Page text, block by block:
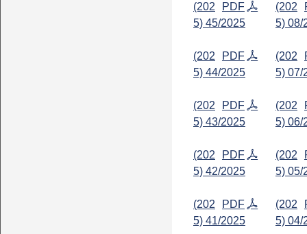
PDF
(202
5) 45/2025
PDF
(202
5) 44/2025
PDF
(202
5) 43/2025
PDF
(202
5) 42/2025
PDF
(202
5) 41/2025
(202
5) 08/
(202
5) 07/
(202
5) 06/
(202
5) 05/
(202
5) 04/